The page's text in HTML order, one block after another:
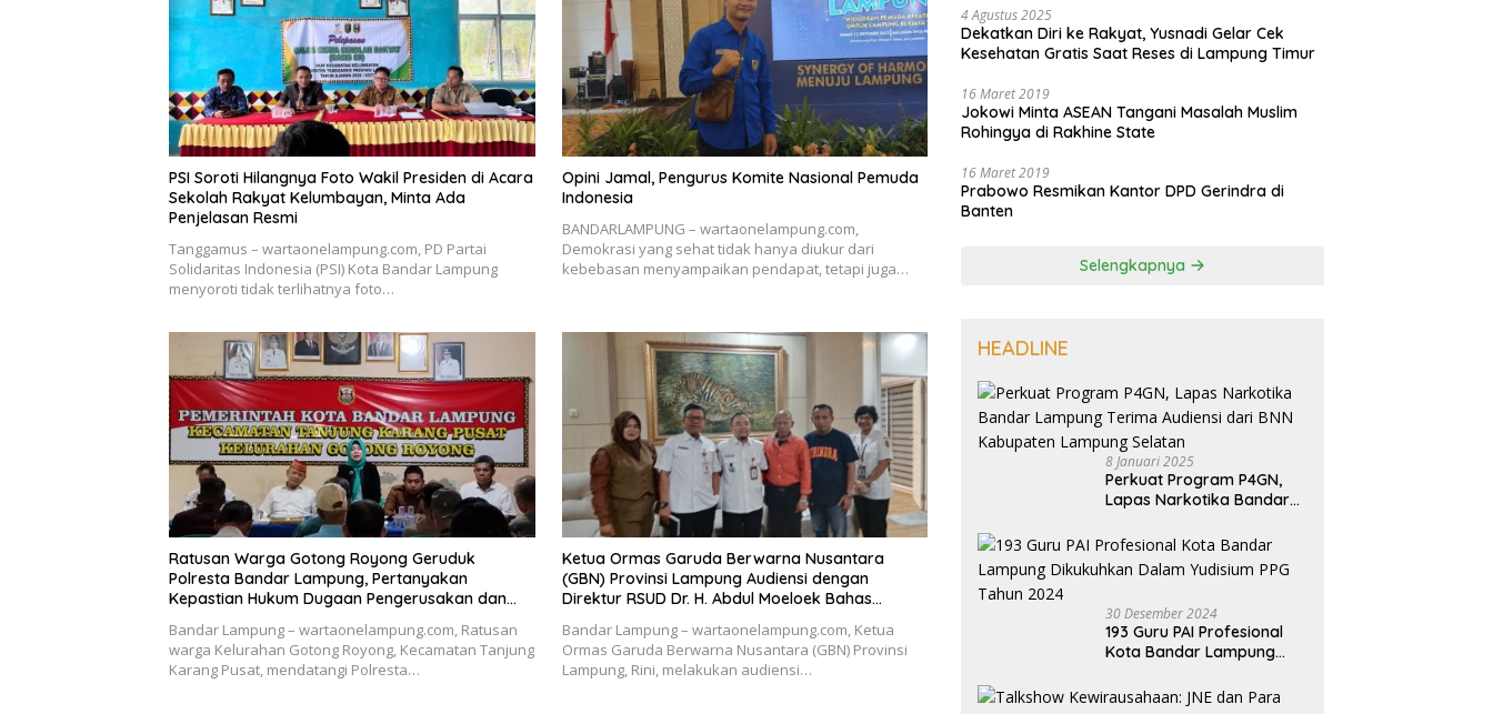
PSI Soroti Hilangnya Foto Wakil Presiden di Acara
Sekolah Rakyat Kelumbayan, Minta Ada
Penjelasan Resmi
Tanggamus – wartaonelampung.com, PD Partai
Solidaritas Indonesia (PSI) Kota Bandar Lampung
menyoroti tidak terlihatnya foto…
Opini Jamal, Pengurus Komite Nasional Pemuda
Indonesia
BANDARLAMPUNG – wartaonelampung.com,
Demokrasi yang sehat tidak hanya diukur dari
kebebasan menyampaikan pendapat, tetapi juga…
Ratusan Warga Gotong Royong Geruduk
Polresta Bandar Lampung, Pertanyakan
Kepastian Hukum Dugaan Pengerusakan dan
Tanah
Bandar Lampung – wartaonelampung.com, Ratusan
warga Kelurahan Gotong Royong, Kecamatan Tanjung
Karang Pusat, mendatangi Polresta…
Ketua Ormas Garuda Berwarna Nusantara
(GBN) Provinsi Lampung Audiensi dengan
Direktur RSUD Dr. H. Abdul Moeloek Bahas
Bandar Lampung – wartaonelampung.com, Ketua
Ormas Garuda Berwarna Nusantara (GBN) Provinsi
Lampung, Rini, melakukan audiensi…
4 Agustus 2025
Dekatkan Diri ke Rakyat, Yusnadi Gelar Cek
Kesehatan Gratis Saat Reses di Lampung Timur
16 Maret 2019
Jokowi Minta ASEAN Tangani Masalah Muslim
Rohingya di Rakhine State
16 Maret 2019
Prabowo Resmikan Kantor DPD Gerindra di
Banten
Selengkapnya
HEADLINE
8 Januari 2025
Perkuat Program P4GN,
Lapas Narkotika Bandar
dari BNN Kabupaten
Lampung Selatan
30 Desember 2024
193 Guru PAI Profesional
Kota Bandar Lampung
Yudisium PPG Tahun 2024